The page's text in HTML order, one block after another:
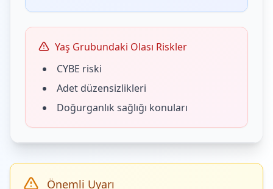
Yaş Grubundaki Olası Riskler
CYBE riski
Adet düzensizlikleri
Doğurganlık sağlığı konuları
Önemli Uyarı